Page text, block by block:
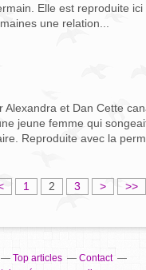
Elle est reproduite
une relation...
et Dan Cette
jeune femme qui
Reproduite avec la
1 2 3 > >>
Top articles
Contact